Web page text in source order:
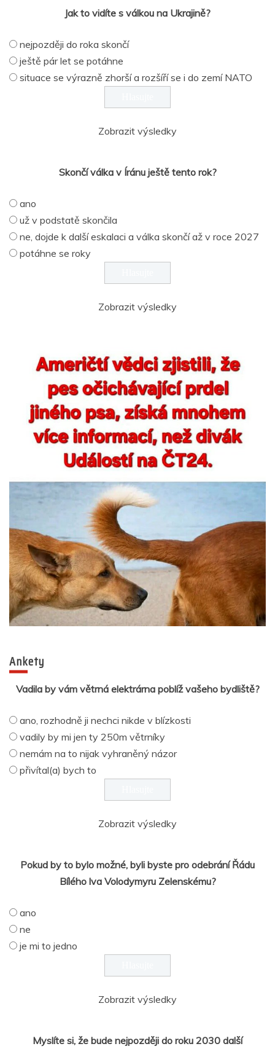
Jak to vidíte s válkou na Ukrajině?
nejpozději do roka skončí
ještě pár let se potáhne
situace se výrazně zhorší a rozšíří se i do zemí NATO
Zobrazit výsledky
Skončí válka v Íránu ještě tento rok?
ano
už v podstatě skončila
ne, dojde k další eskalaci a válka skončí až v roce 2027
potáhne se roky
Zobrazit výsledky
Ankety
Vadila by vám větrná elektrárna poblíž vašeho bydliště?
ano, rozhodně ji nechci nikde v blízkosti
vadily by mi jen ty 250m větrníky
nemám na to nijak vyhraněný názor
přivítal(a) bych to
Zobrazit výsledky
Pokud by to bylo možné, byli byste pro odebrání Řádu
Bílého lva Volodymyru Zelenskému?
ano
ne
je mi to jedno
Zobrazit výsledky
Myslíte si, že bude nejpozději do roku 2030 další